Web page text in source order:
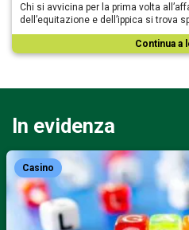
Chi si avvicina per la prima volta
dell’equitazione e dell’ippica si trova
Continua a
In evidenza
Casino